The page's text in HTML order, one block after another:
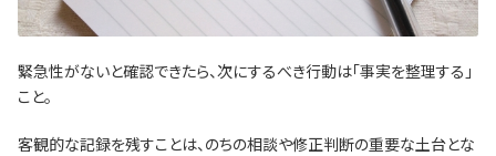
緊急性がないと確認できたら、次にするべき行動は「事実を整理する」
こと。
客観的な記録を残すことは、のちの相談や修正判断の重要な土台とな